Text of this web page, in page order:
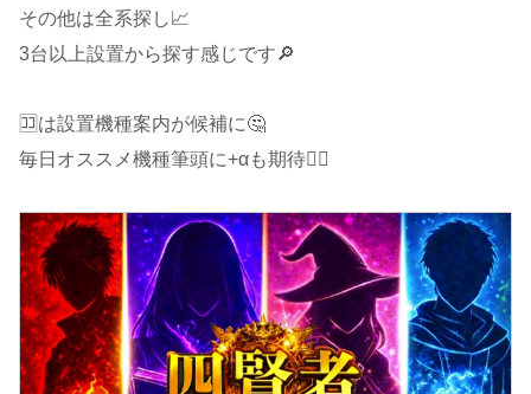
その他は全系探し📈
3台以上設置から探す感じです🔎
🈁は設置機種案内が候補に🤔
毎日オススメ機種筆頭に+αも期待🙋‍♂️